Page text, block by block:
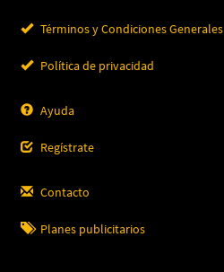
Términos y Condiciones Generales
Política de privacidad
Ayuda
Regístrate
Contacto
Planes publicitarios